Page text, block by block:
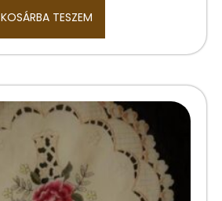
KOSÁRBA TESZEM